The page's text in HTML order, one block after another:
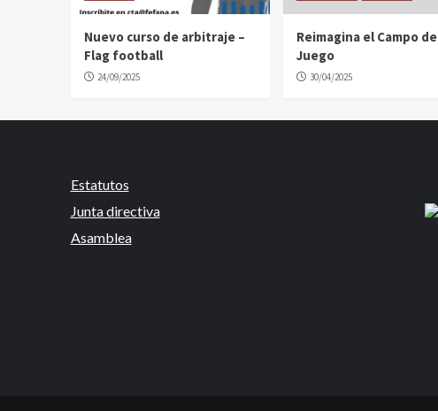
Nuevo curso de arbitraje –
Flag football
24/09/2025
Reimagina el Campo de
Juego
30/04/2025
Estatutos
Junta directiva
Asamblea